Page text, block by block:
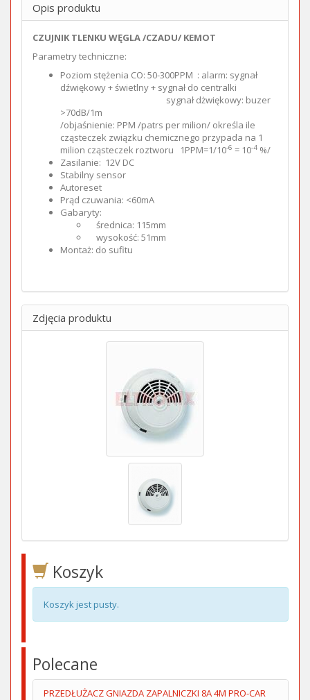
Opis produktu
CZUJNIK TLENKU WĘGLA /CZADU/ KEMOT
Parametry techniczne:
Poziom stężenia CO: 50-300PPM : alarm: sygnał
dźwiękowy + świetlny + sygnał do centralki
sygnał dżwiękowy: buzer
>70dB/1m
/objaśnienie: PPM /patrs per milion/ określa ile
cząsteczek związku chemicznego przypada na 1
milion cząsteczek roztworu 1PPM=1/10-6 = 10-4 %/
Zasilanie: 12V DC
Stabilny sensor
Autoreset
Prąd czuwania: <60mA
Gabaryty:
średnica: 115mm
wysokość: 51mm
Montaż: do sufitu
Zdjęcia produktu
Koszyk
Koszyk jest pusty.
Polecane
PRZEDŁUŻACZ GNIAZDA ZAPALNICZKI 8A 4M PRO-CAR